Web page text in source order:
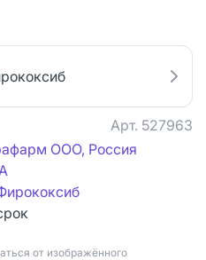
Арт. 527963
ООО, Россия
от изображённого